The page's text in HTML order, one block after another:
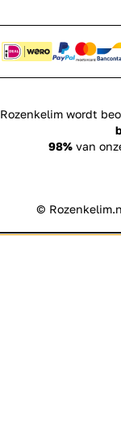
Rozenkelim wordt
98% van
©